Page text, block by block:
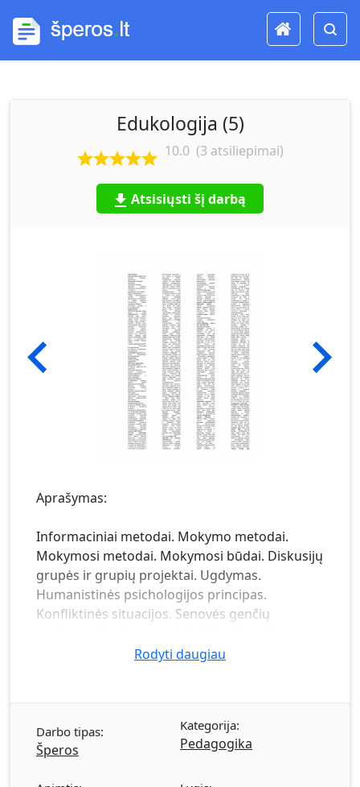
Edukologija (5)
10.0 (3 atsiliepimai)
Atsisiųsti šį darbą
Aprašymas:
Informaciniai metodai. Mokymo metodai.
Mokymosi metodai. Mokymosi būdai. Diskusijų
grupės ir grupių projektai. Ugdymas.
Humanistinės psichologijos principas.
Konfliktinės situacijos. Senovės genčių
Lietuvos patirtis. Humaniškumas. Standartas.
Rodyti daugiau
Darbo tipas:
Šperos
Kategorija:
Pedagogika